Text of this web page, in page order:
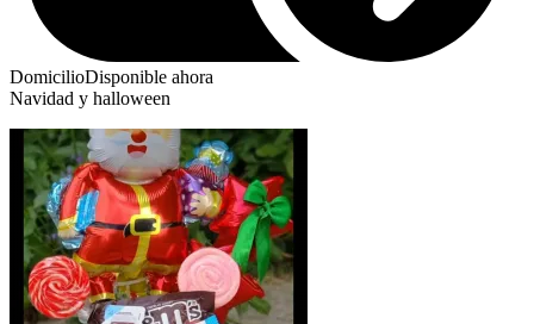
DomicilioDisponible ahora
Navidad y halloween